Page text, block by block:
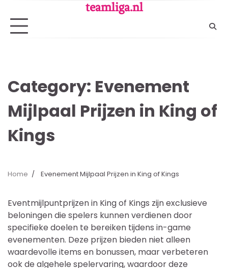
content
teamliga.nl
Category: Evenement
Mijlpaal Prijzen in King of
Kings
Home Evenement Mijlpaal Prijzen in King of Kings
Eventmijlpuntprijzen in King of Kings zijn exclusieve
beloningen die spelers kunnen verdienen door
specifieke doelen te bereiken tijdens in-game
evenementen. Deze prijzen bieden niet alleen
waardevolle items en bonussen, maar verbeteren
ook de algehele spelervaring, waardoor deze